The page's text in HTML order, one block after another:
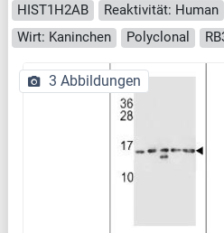
HIST1H2AB Reaktivität: Human
Wirt: Kaninchen
Polyclonal
3 Abbildungen